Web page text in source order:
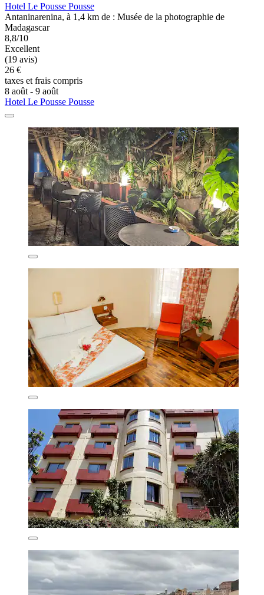
Hotel Le Pousse Pousse
Antaninarenina, à 1,4 km de : Musée de la photographie de
Madagascar
8,8/10
Excellent
(19 avis)
26 €
taxes et frais compris
8 août - 9 août
Hotel Le Pousse Pousse